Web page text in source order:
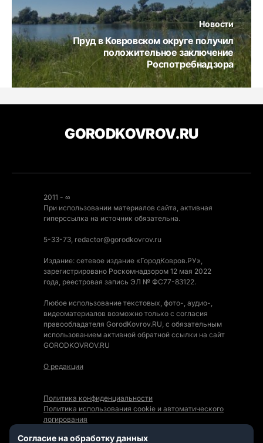
Новости
Пруд в Ковровском округе получил
положительное заключение
Роспотребнадзора
GORODKOVROV.RU
2011 - ∞
При использовании материалов сайта, активная
гиперссылка на источник обязательна.
5-33-73, redactor@gorodkovrov.ru
Издание: сетевое издание «ГородКовров.РУ»,
зарегистрировано Роскомнадзором 12 мая 2022
года, реестровая запись ЭЛ № ФС77-83122.
Любое использование текстовых, фото-, аудио-,
видеоматериалов возможно только с согласия
правообладателя GorodKovrov.RU, с обязательным
использованием активной обратной ссылки на сайт
GORODKOVROV.RU
О редакции
Политика конфиденциальности
Политика использования cookie и автоматического
логирования
Согласие на обработку данных